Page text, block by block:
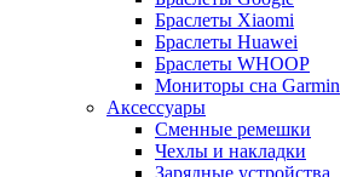
Браслеты Xiaomi
Браслеты Huawei
Браслеты WHOOP
Мониторы сна Garmin
Аксессуары
Сменные ремешки
Чехлы и накладки
Зарядные устройства